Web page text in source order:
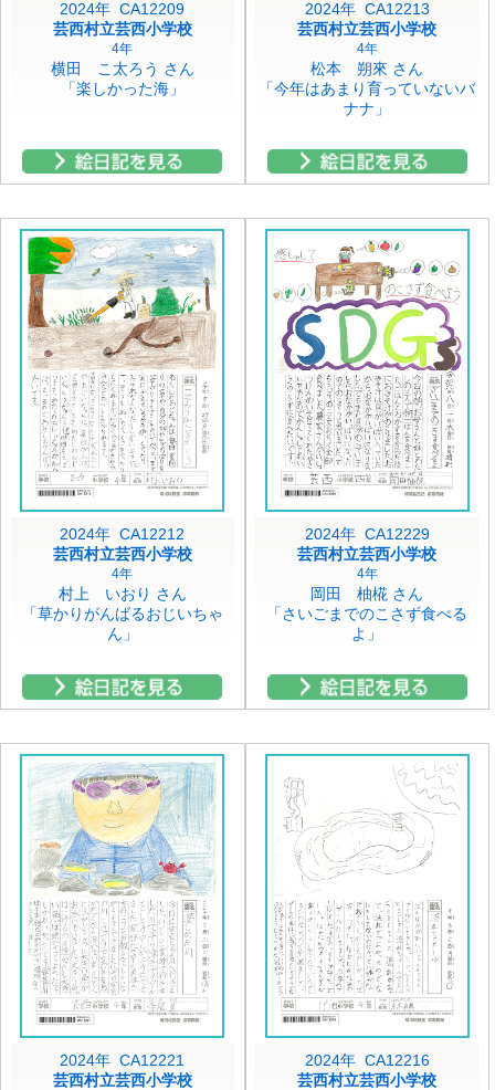
2024年 CA12209
芸西村立芸西小学校
4年
横田 こ太ろう さん
「楽しかった海」
2024年 CA12213
芸西村立芸西小学校
4年
松本 朔來 さん
「今年はあまり育っていないバ
ナナ」
2024年 CA12212
芸西村立芸西小学校
4年
村上 いおり さん
「草かりがんばるおじいちゃ
ん」
2024年 CA12229
芸西村立芸西小学校
4年
岡田 柚椛 さん
「さいごまでのこさず食べる
よ」
2024年 CA12221
芸西村立芸西小学校
2024年 CA12216
芸西村立芸西小学校